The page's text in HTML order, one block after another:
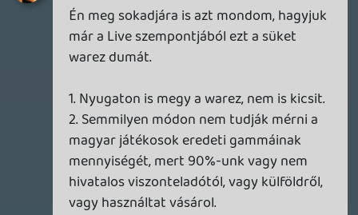
-majd, most nem érünk rá, van jobb
dolgunk is, meg különben is minden
eladott 360ra 1,5 játék jut nálatok
Andrew Ashford 2008.10.24 14:47:54
#0lfkt
Nagyon jó lett a podcast GRAT!
blackfox 2008.10.24 14:27:31 #0lfks